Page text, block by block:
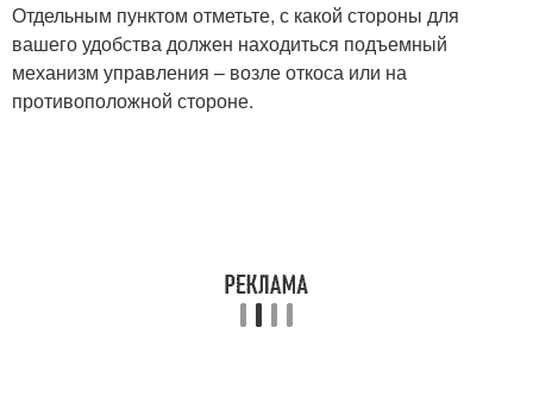
Отдельным пунктом отметьте, с какой стороны для
вашего удобства должен находиться подъемный
механизм управления – возле откоса или на
противоположной стороне.